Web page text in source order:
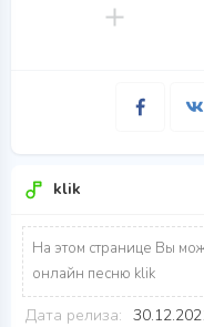
klik
На этом странице Вы
онлайн песню klik
Дата релиза: